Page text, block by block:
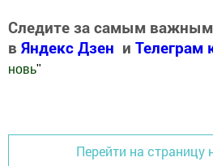
Следите за самым
в Яндекс Дзен и Телеграм
новь"
Перейти на страницу